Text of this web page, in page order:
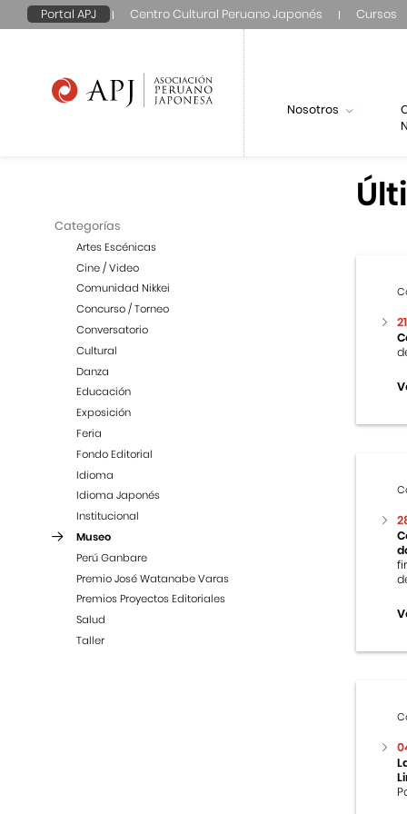
Portal APJ Centro Cultural Peruano Japonés Cursos
Nosotros
Categorías
Artes Escénicas
Cine / Video
Comunidad Nikkei
Concurso / Torneo
Conversatorio
Cultural
Danza
Educación
Exposición
Feria
Fondo Editorial
Idioma
Idioma Japonés
Institucional
Museo
Perú Ganbare
Premio José Watanabe Varas
Premios Proyectos Editoriales
Salud
Taller